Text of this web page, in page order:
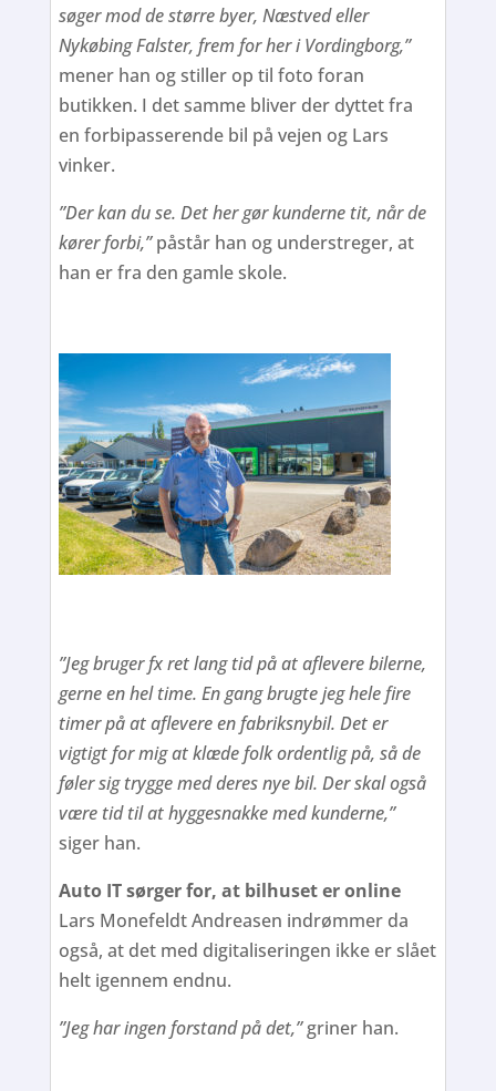
søger mod de større byer, Næstved eller
Nykøbing Falster, frem for her i Vordingborg,”
mener han og stiller op til foto foran
butikken. I det samme bliver der dyttet fra
en forbipasserende bil på vejen og Lars
vinker.
”Der kan du se. Det her gør kunderne tit, når de
kører forbi,”påstår han og understreger, at
han er fra den gamle skole.
”Jeg bruger fx ret lang tid på at aflevere bilerne,
gerne en hel time. En gang brugte jeg hele fire
timer på at aflevere en fabriksnybil. Det er
vigtigt for mig at klæde folk ordentlig på, så de
føler sig trygge med deres nye bil. Der skal også
være tid til at hyggesnakke med kunderne,”
siger han.
Auto IT sørger for, at bilhuset er online
Lars Monefeldt Andreasen indrømmer da
også, at det med digitaliseringen ikke er slået
helt igennem endnu.
”Jeg har ingen forstand på det,”griner han.